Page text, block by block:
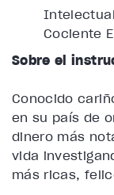
Cociente
Sobre el
Conocido
en su país de
dinero más
vida
más ricas,